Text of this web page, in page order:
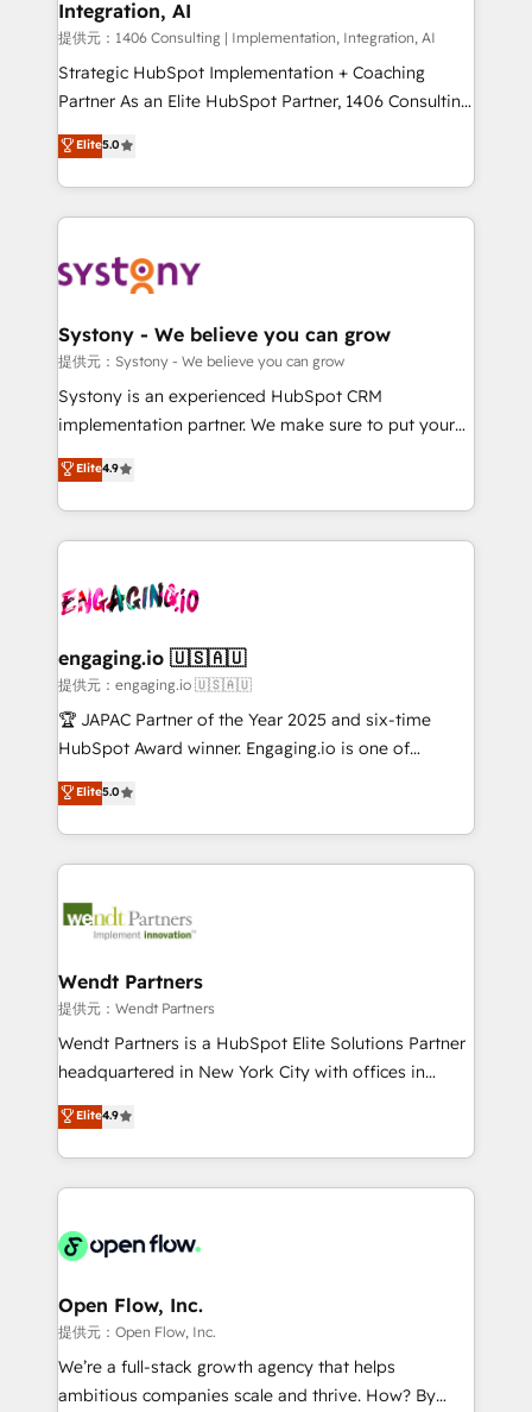
Our multicultural team works in Spanish, Portuguese,
and English to design scalable strategies that drive
measurable growth. 🌎 Highlights: • 10+ years as a
HubSpot partner. • 2023 Impact Awards: Platform
LATAM 2022, 2023, 2024, 2025. • Partner of the Year
2024. • Organizer of Aliados.ai (AI, marketing & tech
faster, smarter, and with impact.
Integration, AI
提供元：1406 Consulting | Implementation, Integration, AI
Strategic HubSpot Implementation + Coaching
Partner As an Elite HubSpot Partner, 1406 Consulting
helps mid-market revenue teams transform how
they sell, market, and serve. We don't just build your
HubSpot—we teach your team to own it, then stay
to help you keep winning. What We Do ⚙️ CRM
Data & Content 📈 Sales & Marketing Alignment +
Agent Creation 🔄 Custom Integrations & Data
Migration Why 1406 We become part of your team.
Your team learns while we build. We fix what others
broke. Built for mid-market reality—practical
constraints. By the Numbers 🏆 Top 1% of all
HubSpot partners 🔄 Top 5% globally in client
ops at mid-market companies ready to move
beyond spreadsheets into unified systems that
drive real business results.
Elite5.0
Systony - We believe you can grow
提供元：Systony - We believe you can grow
Systony is an experienced HubSpot CRM
implementation partner. We make sure to put your
organization's needs and goals first and think along
with your organization. We are only satisfied once
you are too. Why Systony? - 20+ years of
experience with CRM, Marketing, Sales & Service
Own back-end developers - Complex data
View, SuperOffice) - Custom integrations (e.g. MS
Business Central, Navision, AX, SAP, Exact, AFAS) We
focus on growing B2B companies in the SME sector
such as manufacturing, SaaS, business services and
partner, we know how important user adoption is.
That's why we have developed a step-by-step
technology and people with each other. Together we
strive for optimal customer processes and
Elite4.9
engaging.io 🇺🇸🇦🇺
提供元：engaging.io 🇺🇸🇦🇺
🏆 JAPAC Partner of the Year 2025 and six-time
HubSpot Award winner. Engaging.io is one of
HubSpot’s most experienced Agency Partners
globally, delivering complex HubSpot
implementations for 16+ years. With 700+ projects
completed across APAC and North America, we help
migrations, custom integrations, data architecture,
Salesforce, Microsoft Dynamics, and legacy CRM
migrations; custom integrations with platforms
including Ticketmaster, Ticketek, SevenRooms,
NetSuite, Snowflake, and Salesforce; HubSpot CMS
a Ticketmaster Nexus Partner, we deliver advanced
sports and events integrations in the HubSpot
include five HubSpot Academy accreditations, six
HubSpot Awards, recognition in Financial Services
Elite5.0
Wendt Partners
提供元：Wendt Partners
Wendt Partners is a HubSpot Elite Solutions Partner
headquartered in New York City with offices in
Toronto, London and Melbourne. As a global
HubSpot partner, we specialize in working with
sophisticated B2B companies to implement the
HubSpot CRM platform across client organizations.
industrial/manufacturing, professional services,
distribution, commercial real estate, technology,
finserv/fintech, IT managed services, transportation
& logistics, energy/solar, staffing and recruiting,
media, healthcare and government contractors. Our
Elite4.9
Open Flow, Inc.
提供元：Open Flow, Inc.
We’re a full-stack growth agency that helps
ambitious companies scale and thrive. How? By